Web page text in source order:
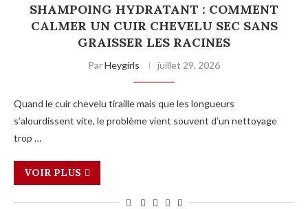
SHAMPOING HYDRATANT : COMMENT
CALMER UN CUIR CHEVELU SEC SANS
GRAISSER LES RACINES
ParHeygirls juillet 29, 2026
Quand le cuir chevelu tiraille mais que les longueurs
s’alourdissent vite, le problème vient souvent d’un nettoyage
trop …
VOIR PLUS